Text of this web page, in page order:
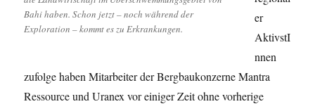
Bahi haben. Schon jetzt – noch während der
Exploration – kommt es zu Erkrankungen.
er
AktivstI
nnen
zufolge haben Mitarbeiter der Bergbaukonzerne Mantra
Ressource und Uranex vor einiger Zeit ohne vorherige